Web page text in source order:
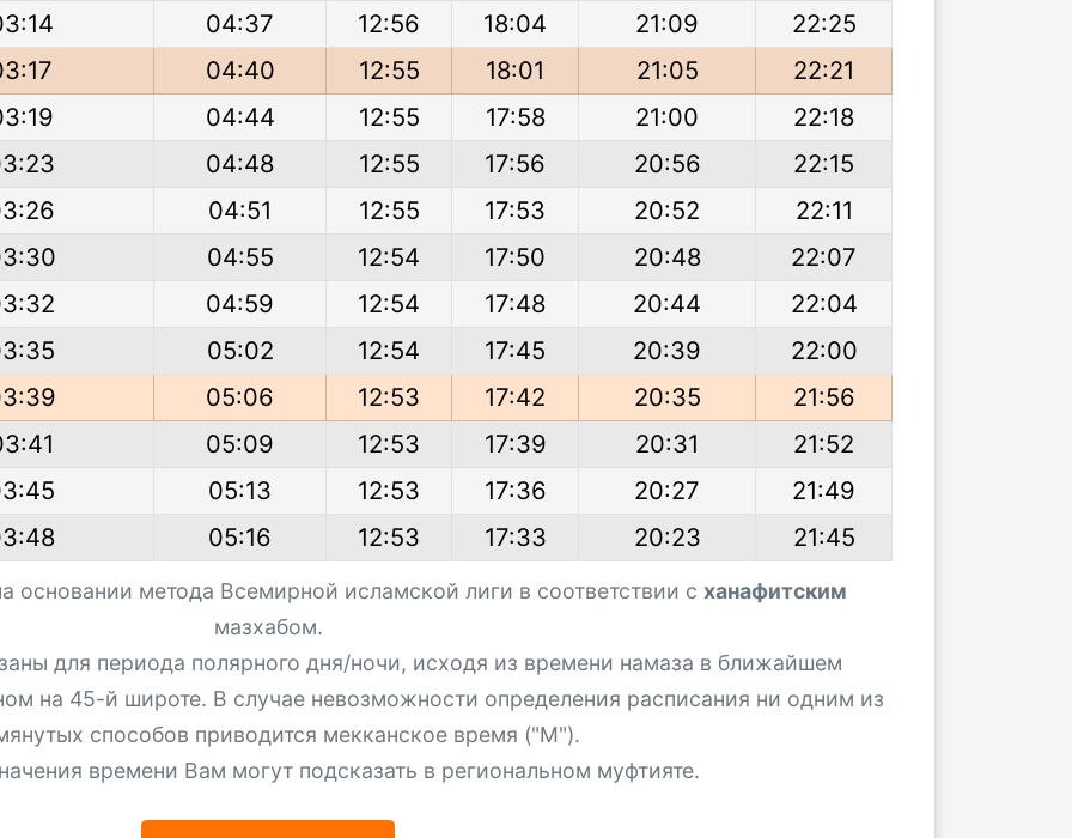
04:37 12:56 18:04 21:09
22:25
04:40 12:55 18:01 21:05
22:21
04:44 12:55 17:58 21:00
22:18
04:48 12:55 17:56 20:56
22:15
04:51 12:55 17:53 20:52
22:11
04:55 12:54 17:50 20:48
22:07
04:59 12:54 17:48 20:44
22:04
05:02 12:54 17:45 20:39
22:00
05:06 12:53 17:42 20:35
21:56
05:09 12:53 17:39 20:31
21:52
05:13 12:53 17:36 20:27
21:49
05:16 12:53 17:33 20:23 21:45
основании метода Всемирной исламской лиги в соответствии с ханафитским
мазхабом.
для периода полярного дня/ночи, исходя из времени намаза в ближайшем
на 45-й широте. В случае невозможности определения расписания ни одним из
способов приводится мекканское время ("М").
времени Вам могут подсказать в региональном муфтияте.